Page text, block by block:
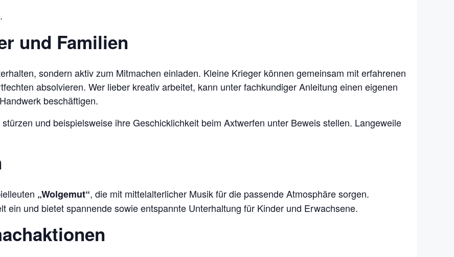
.
und Familien
sondern aktiv zum Mitmachen einladen. Kleine Krieger können gemeinsam mit erfahrenen
absolvieren. Wer lieber kreativ arbeitet, kann unter fachkundiger Anleitung einen eigenen
beschäftigen.
und beispielsweise ihre Geschicklichkeit beim Axtwerfen unter Beweis stellen. Langeweile
„Wolgemut“, die mit mittelalterlicher Musik für die passende Atmosphäre sorgen.
ein und bietet spannende sowie entspannte Unterhaltung für Kinder und Erwachsene.